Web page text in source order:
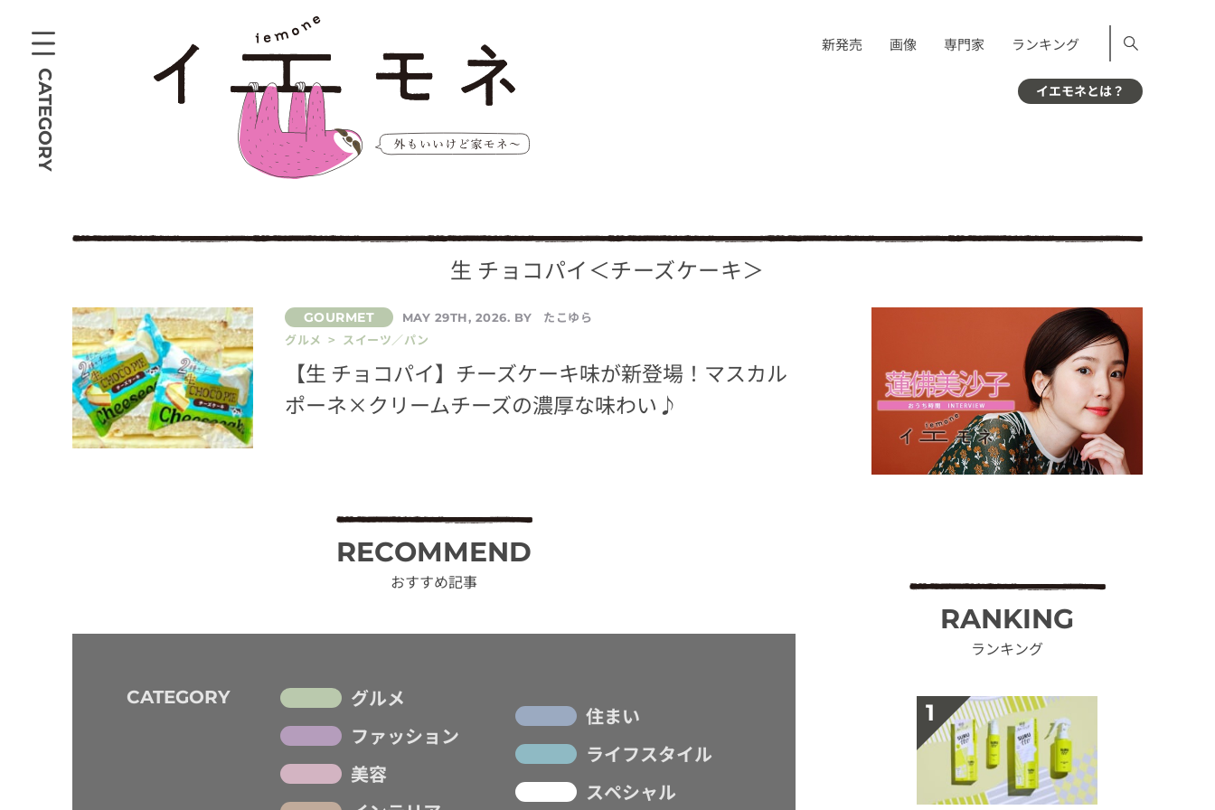
CATEGORY
新発売 画像 専門家 ランキング
イエモネとは？
生 チョコパイ＜チーズケーキ＞
MAY 29TH, 2026. BY
たこゆら
グルメ > スイーツ／パン
【生 チョコパイ】チーズケーキ味が新登場！マスカル
ポーネ×クリームチーズの濃厚な味わい♪
RECOMMEND
おすすめ記事
CATEGORY
グルメ
ファッション
美容
住まい
ライフスタイル
スペシャル
RANKING
ランキング